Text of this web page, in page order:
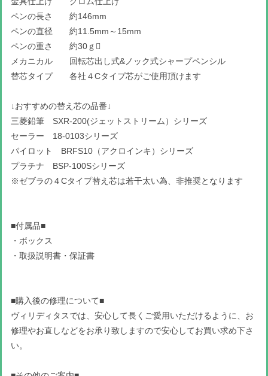
ペンの長さ 約146mm
ペンの直径 約11.5mm～15mm
ペンの重さ 約30ｇ
メカニカル 回転芯出し式&ノック式シャープペンシル
替芯タイプ 各社４Cタイプ芯がご使用頂けます
↓おすすめの替え芯の品番↓
三菱鉛筆 SXR-200(ジェットストリーム）シリーズ
セーラー 18-0103シリーズ
パイロット BRFS10（アクロインキ）シリーズ
プラチナ BSP-100Sシリーズ
※ゼブラの４Cタイプ替え芯は若干太い為、非推奨となります
■付属品■
・ボックス
・取扱説明書・保証書
■購入後の修理について■
ヴィリディタスでは、安心して長くご愛用いただけるように、お
修理やお直しなどをお承り致しますので安心してお買い求め下さ
い。